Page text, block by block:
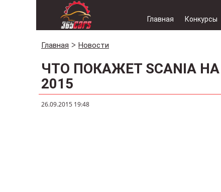
Главная Конкурсы
Главная Новости
ЧТО ПОКАЖЕТ SCANIA
2015
26.09.2015 19:48